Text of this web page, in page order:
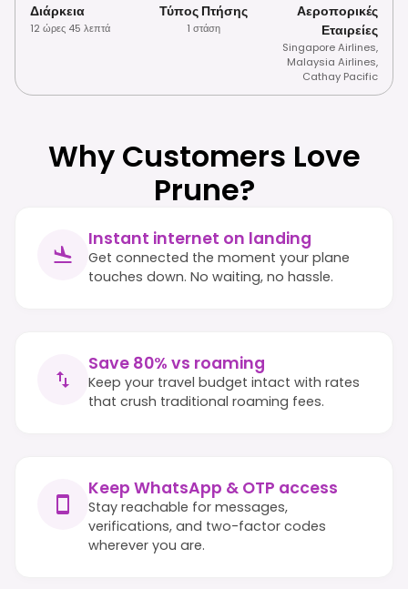
Διάρκεια
12 ώρες 45 λεπτά
Τύπος Πτήσης
1 στάση
Αεροπορικές
Εταιρείες
Singapore Airlines,
Malaysia Airlines,
Cathay Pacific
Why Customers Love
Prune?
Instant internet on landing
Get connected the moment your plane
touches down. No waiting, no hassle.
Save 80% vs roaming
Keep your travel budget intact with rates
that crush traditional roaming fees.
Keep WhatsApp & OTP access
Stay reachable for messages,
verifications, and two-factor codes
wherever you are.